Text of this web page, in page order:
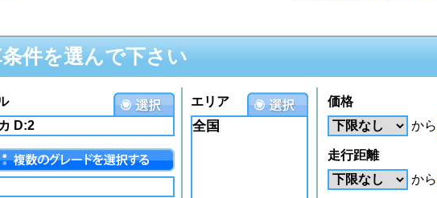
件を選んで下さい
エリア
全国
価格
から
走行距離
から